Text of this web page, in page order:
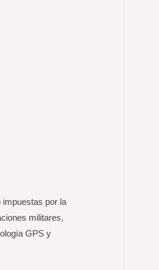
impuestas por la
militares,
GPS y